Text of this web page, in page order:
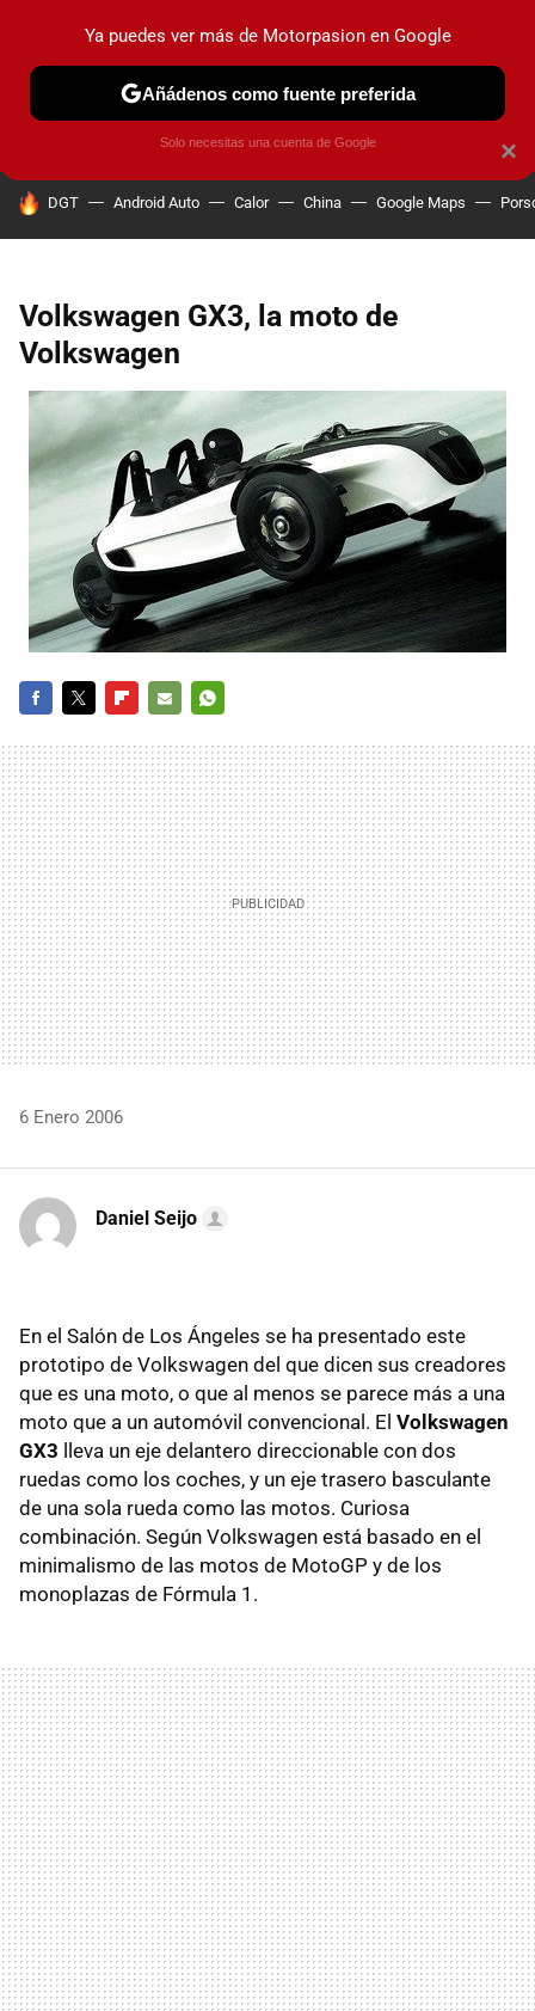
PRUEBAS COCHES ELÉCTRICOS OBSERVATORIO
HOY SE HABLA DE
DGT Android Auto Calor China Google Maps
Volkswagen GX3, la moto de
Volkswagen
MAIL
6 Enero 2006
Daniel Seijo
En el Salón de Los Ángeles se ha presentado este
prototipo de Volkswagen del que dicen sus creadores
que es una moto, o que al menos se parece más a una
moto que a un automóvil convencional. El Volkswagen
GX3 lleva un eje delantero direccionable con dos
ruedas como los coches, y un eje trasero basculante
de una sola rueda como las motos. Curiosa
combinación. Según Volkswagen está basado en el
minimalismo de las motos de MotoGP y de los
monoplazas de Fórmula 1.
×
Ya puedes ver más de Motorpasion en Google
Añádenos como fuente preferida
Solo necesitas una cuenta de Google